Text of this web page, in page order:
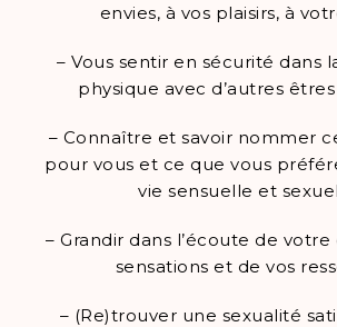
envies, à vos plaisirs, à
– Vous sentir en sécurité dans
physique avec d’autres
– Connaître et savoir nommer
pour vous et ce que vous
vie sensuelle et
– Grandir dans l’écoute de votre
sensations et de vos
– (Re)trouver une sexualité